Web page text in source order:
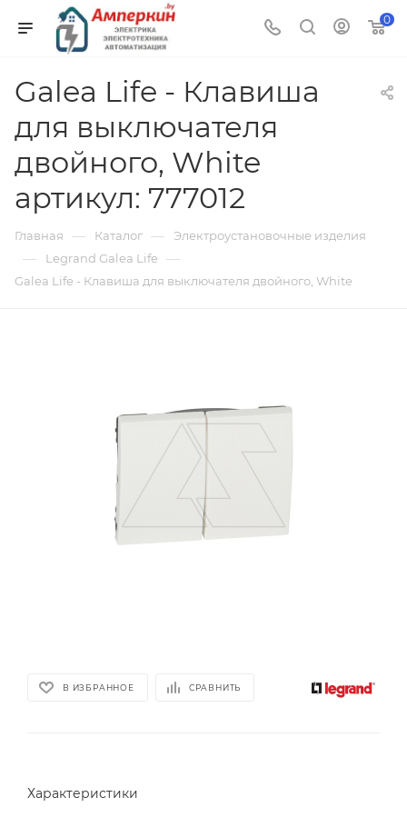
0
Galea Life - Клавиша
для выключателя
двойного, White
артикул: 777012
Главная — Каталог — Электроустановочные изделия
— Legrand Galea Life —
Galea Life - Клавиша для выключателя двойного, White
В ИЗБРАННОЕ СРАВНИТЬ
Характеристики